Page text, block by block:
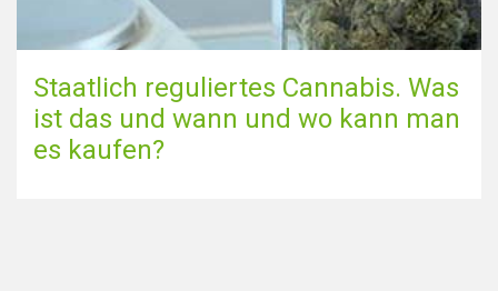
Staatlich reguliertes Cannabis. Was
ist das und wann und wo kann man
es kaufen?